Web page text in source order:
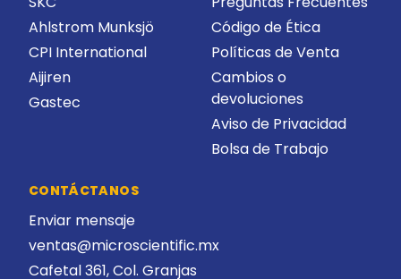
Ahlstrom Munksjö
CPI International
Aijiren
Gastec
Código de Ética
Políticas de Venta
Cambios o
devoluciones
Aviso de Privacidad
Bolsa de Trabajo
CONTÁCTANOS
Enviar mensaje
ventas@microscientific.mx
Cafetal 361, Col. Granjas